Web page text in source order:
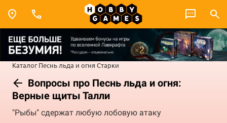
Каталог Песнь льда и огня Старки
Вопросы про Песнь льда и огня:
Верные щиты Талли
"Рыбы" сдержат любую лобо­вую атаку